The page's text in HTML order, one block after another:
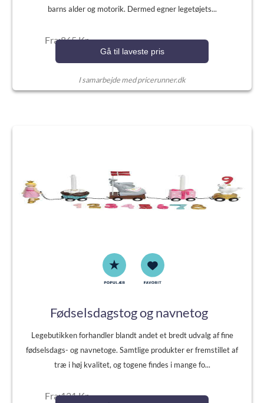
barns alder og motorik. Dermed egner legetøjets...
Fra:865 Kr.
Gå til laveste pris
I samarbejde med pricerunner.dk
Fødselsdagstog og navnetog
Legebutikken forhandler blandt andet et bredt udvalg af fine
fødselsdags- og navnetoge. Samtlige produkter er fremstillet af
træ i høj kvalitet, og togene findes i mange fo...
Fra:121 Kr.